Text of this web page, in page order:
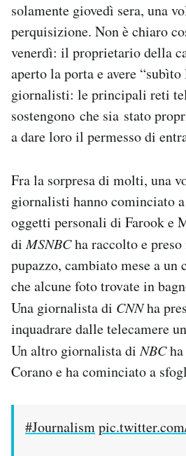
solamente giovedì sera, una
perquisizione. Non è chiaro
venerdì: il proprietario della
aperto la porta e avere
giornalisti: le principali reti
sostengono che sia stato
a dare loro il permesso di
Fra la sorpresa di molti, una
giornalisti hanno cominciato
oggetti personali di Farook e
diMSNBCha raccolto e
pupazzo, cambiato mese a un
che alcune foto trovate in
Una giornalista di CNNha
inquadrare dalle telecamere
Un altro giornalista diNBCha
Corano e ha cominciato a
#Journalism